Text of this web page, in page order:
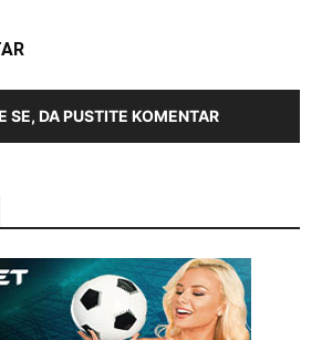
SE, DA PUSTITE KOMENTAR